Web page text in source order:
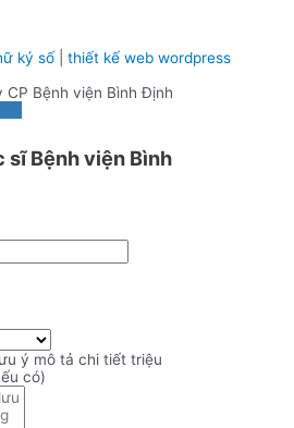
ký số
thiết kế web wordpress
Bệnh viện Bình Định
sĩ Bệnh viện Bình
ý mô tả chi tiết triệu
có)